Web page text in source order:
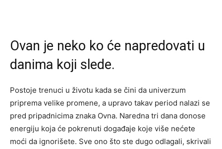
Ovan je neko ko će napredovati u
danima koji slede.
Postoje trenuci u životu kada se čini da univerzum
priprema velike promene, a upravo takav period nalazi se
pred pripadnicima znaka Ovna. Naredna tri dana donose
energiju koja će pokrenuti događaje koje više nećete
moći da ignorišete. Sve ono što ste dugo odlagali, skrivali